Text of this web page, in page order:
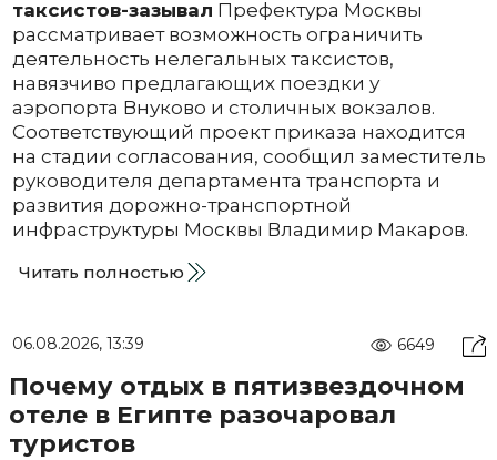
таксистов-зазывал Префектура Москвы
рассматривает возможность ограничить
деятельность нелегальных таксистов,
навязчиво предлагающих поездки у
аэропорта Внуково и столичных вокзалов.
Соответствующий проект приказа находится
на стадии согласования, сообщил заместитель
руководителя департамента транспорта и
развития дорожно-транспортной
инфраструктуры Москвы Владимир Макаров.
Читать полностью
06.08.2026, 13:39 6649
Почему отдых в пятизвездочном
отеле в Египте разочаровал
туристов